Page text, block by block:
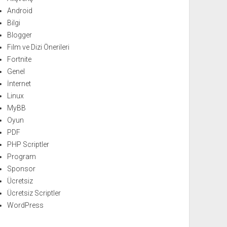
Android
Bilgi
Blogger
Film ve Dizi Önerileri
Fortnite
Genel
İnternet
Linux
MyBB
Oyun
PDF
PHP Scriptler
Program
Sponsor
Ücretsiz
Ücretsiz Scriptler
WordPress